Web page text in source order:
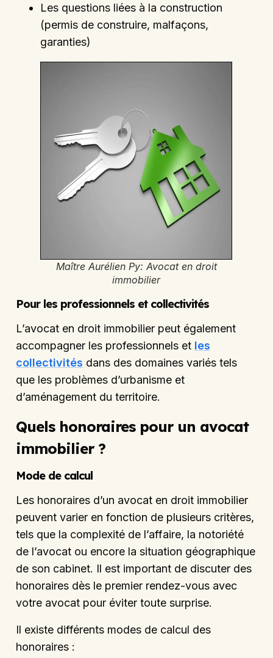
Les questions liées à la construction
(permis de construire, malfaçons,
garanties)
Maître Aurélien Py: Avocat en droit
immobilier
Pour les professionnels et collectivités
L’avocat en droit immobilier peut également
accompagner les professionnels et les
collectivités dans des domaines variés tels
que les problèmes d’urbanisme et
d’aménagement du territoire.
Quels honoraires pour un avocat
immobilier ?
Mode de calcul
Les honoraires d’un avocat en droit immobilier
peuvent varier en fonction de plusieurs critères,
tels que la complexité de l’affaire, la notoriété
de l’avocat ou encore la situation géographique
de son cabinet. Il est important de discuter des
honoraires dès le premier rendez-vous avec
votre avocat pour éviter toute surprise.
Il existe différents modes de calcul des
honoraires :